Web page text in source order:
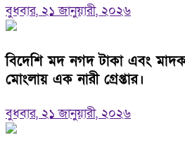
বুধবার, ২১ জানুয়ারী, ২০২৬
বিদেশি মদ নগদ টাকা এবং
মোংলায় এক নারী গ্রেপ্তার।
বুধবার, ২১ জানুয়ারী, ২০২৬